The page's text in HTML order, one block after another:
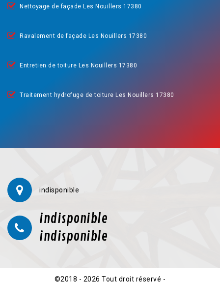
Nettoyage de façade Les Nouillers 17380
Ravalement de façade Les Nouillers 17380
Entretien de toiture Les Nouillers 17380
Traitement hydrofuge de toiture Les Nouillers 17380
indisponible
indisponible
indisponible
©2018 - 2026 Tout droit réservé -